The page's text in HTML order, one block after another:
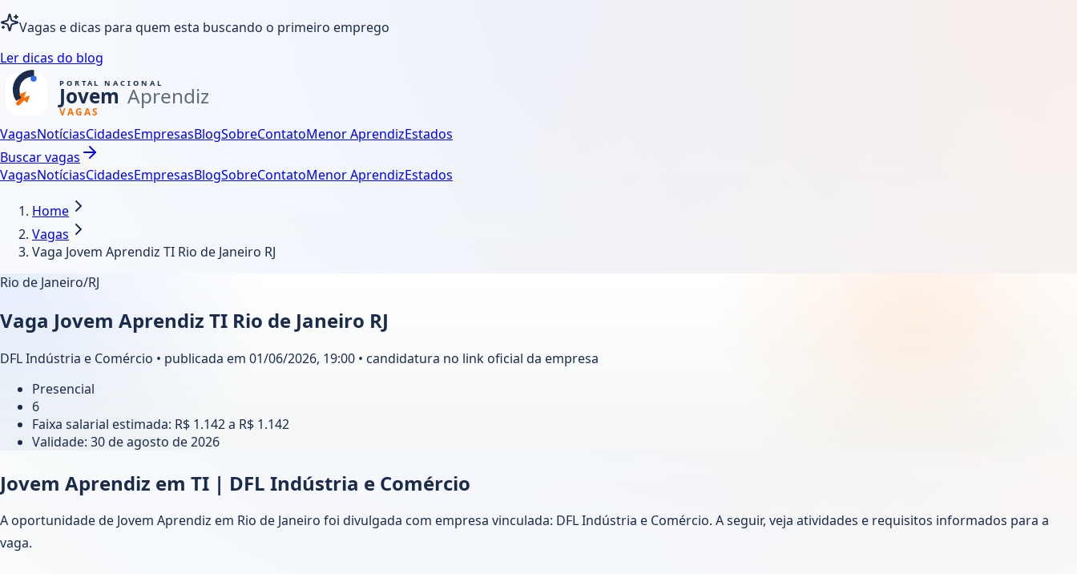
Vagas e dicas para quem esta buscando o primeiro emprego
Ler dicas do blog
VagasNotíciasCidadesEmpresasBlogSobreContatoMenor AprendizEstados
Buscar vagas
VagasNotíciasCidadesEmpresasBlogSobreContatoMenor AprendizEstados
Home
Vagas
Vaga Jovem Aprendiz TI Rio de Janeiro RJ
Rio de Janeiro/RJ
Vaga Jovem Aprendiz TI Rio de Janeiro RJ
DFL Indústria e Comércio • publicada em 01/06/2026, 19:00 • candidatura no link oficial da empresa
Presencial
6
Faixa salarial estimada: R$ 1.142 a R$ 1.142
Validade: 30 de agosto de 2026
Jovem Aprendiz em TI | DFL Indústria e Comércio
A oportunidade de Jovem Aprendiz em Rio de Janeiro foi divulgada com empresa vinculada: DFL Indústria e Comércio. A seguir, veja atividades e requisitos informados para a
vaga.